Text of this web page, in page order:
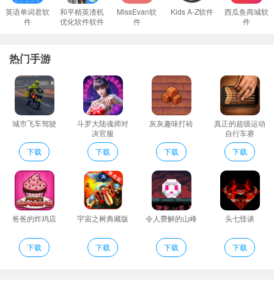
动物世界基本上是实时更新的全天都在运行您有时间随时都可以来
进行操作；
以最快速度通关。
游戏里面狗头梗使用的尺度相当合适就算不了解这些表情包/段子也
能体会其间幽默
非常流行的动物竞技格斗不同的关卡将呈现动物种族的惊心动魄的
战斗。
动物世界卡丁车优势
玩法更具挑战性就看谁的动物属性更厉害了这个过程非常令人兴
奋。
无论你是学生还是上班族又或者是自由职业者都可以来体验。
适合各个年龄段的人体验非常有趣和疯狂的卡丁车比赛。
来参与到游戏当中感受更多的精彩游戏模式和玩法更多的选择内
容；
动物世界卡丁车特色
英语单词君软
件
和平精英渣机
优化软件软件
MissEvan软
件
Kids A-Z软件
西瓜鱼商城软
件
热门手游
城市飞车驾驶
下载
斗罗大陆魂师对
决官服
下载
灰灰趣味打砖
下载
真正的超级运动
自行车赛
下载
爸爸的炸鸡店
下载
宇宙之树典藏版
下载
令人费解的山峰
下载
头七怪谈
下载